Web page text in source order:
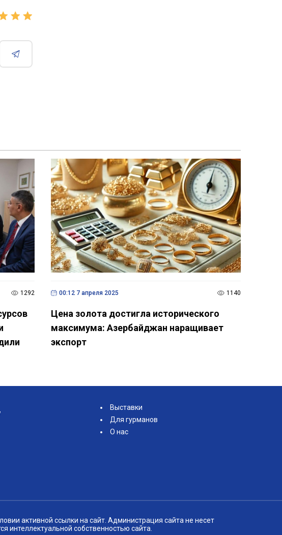
1292 00:12 7 апреля 2025 1140
Цена золота достигла исторического
максимума: Азербайджан наращивает
экспорт
Выставки
Для гурманов
О нас
активной ссылки на сайт. Администрация сайта не несет
интеллектуальной собственностью сайта.